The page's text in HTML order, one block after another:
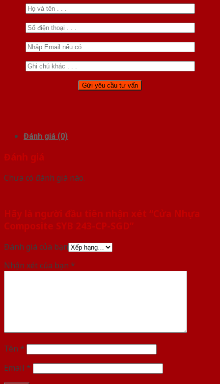
Đánh giá (0)
Đánh giá
Chưa có đánh giá nào.
Hãy là người đầu tiên nhận xét “Cửa Nhựa
Composite SYB 243-CP-SGD”
Đánh giá của bạn
Nhận xét của bạn *
Tên *
Email *